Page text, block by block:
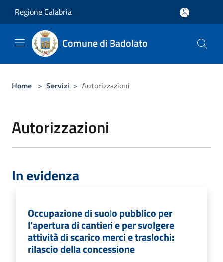
Regione Calabria
Comune di Badolato
Home > Servizi > Autorizzazioni
Autorizzazioni
In evidenza
Occupazione di suolo pubblico per
l'apertura di cantieri e per svolgere
attività di scarico merci e traslochi:
rilascio della concessione